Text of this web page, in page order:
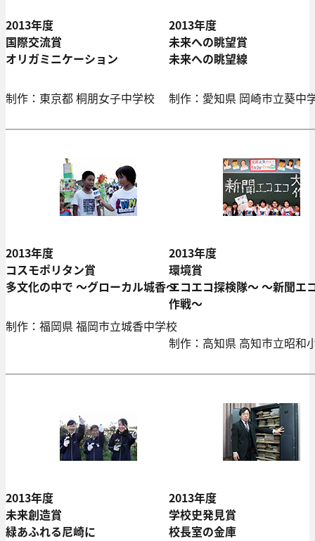
2013年度
国際交流賞
オリガミニケーション
制作：東京都 桐朋女子中学校
2013年度
未来への眺望賞
未来への眺望線
制作：愛知県 岡崎市立葵中
2013年度
コスモポリタン賞
多文化の中で ～グローカル城香～
制作：福岡県 福岡市立城香中学校
2013年度
環境賞
エコエコ探検隊～ ～新聞エ
作戦～
制作：高知県 高知市立昭和
2013年度
未来創造賞
緑あふれる尼崎に
2013年度
学校史発見賞
校長室の金庫